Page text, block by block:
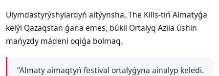
Uiymdastyrýshylardyń aitýynsha, The Kills-tiń Almatyǵa
kelýi Qazaqstan ǵana emes, búkil Ortalyq Aziia úshin
mańyzdy mádeni oqiǵa bolmaq.
“Almaty aimaqtyń festival ortalyǵyna ainalyp keledi.